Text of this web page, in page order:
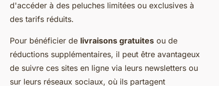
d'accéder à des peluches limitées ou exclusives à
des tarifs réduits.
Pour bénéficier de livraisons gratuites ou de
réductions supplémentaires, il peut être avantageux
de suivre ces sites en ligne via leurs newsletters ou
sur leurs réseaux sociaux, où ils partagent